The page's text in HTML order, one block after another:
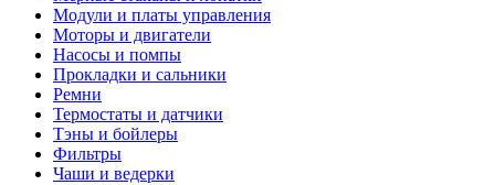
Модули и платы управления
Моторы и двигатели
Насосы и помпы
Прокладки и сальники
Ремни
Термостаты и датчики
Тэны и бойлеры
Фильтры
Чаши и ведерки